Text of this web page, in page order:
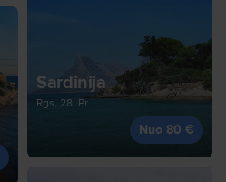
Sardinija
Rgs, 28, Pr
Nuo 80 €